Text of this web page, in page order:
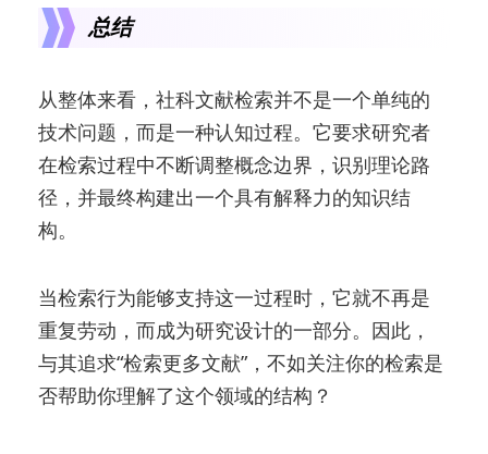
总结
从整体来看，社科文献检索并不是一个单纯的
技术问题，而是一种认知过程。它要求研究者
在检索过程中不断调整概念边界，识别理论路
径，并最终构建出一个具有解释力的知识结
构。
当检索行为能够支持这一过程时，它就不再是
重复劳动，而成为研究设计的一部分。因此，
与其追求“检索更多文献”，不如关注你的检索是
否帮助你理解了这个领域的结构？